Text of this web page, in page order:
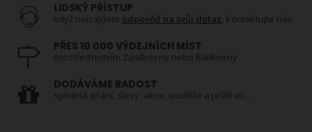
LIDSKÝ PŘÍSTUP
když nenajdete odpověď na svůj dotaz, kontaktujte nás
PŘES 10 000 VÝDEJNÍCH MÍST
prostřednictvím Zásilkovny nebo Balíkovny
DODÁVÁME RADOST
splněná přání, slevy, akce, soutěže a ještě víc...